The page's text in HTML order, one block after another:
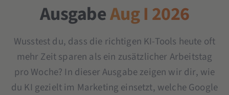
AusgabeAug I 2026
Wusstest du, dass die richtigen KI-Tools heute oft
mehr Zeit sparen als ein zusätzlicher Arbeitstag
pro Woche? In dieser Ausgabe zeigen wir dir, wie
du KI gezielt im Marketing einsetzt, welche Google